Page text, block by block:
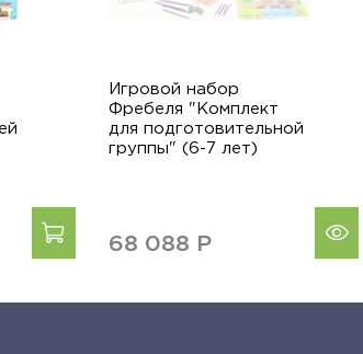
Игровой набор
Фребеля "Комплект
для подготовительной
группы" (6-7 лет)
68 088 Р